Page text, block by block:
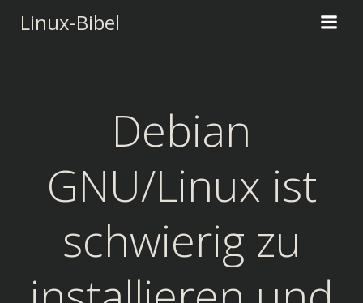
Linux-Bibel
Debian
GNU/Linux ist
schwierig zu